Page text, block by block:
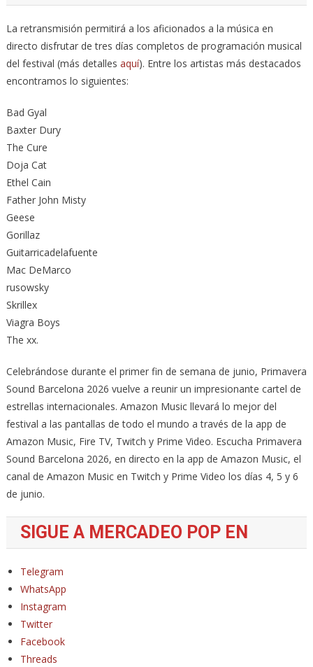
La retransmisión permitirá a los aficionados a la música en
directo disfrutar de tres días completos de programación musical
del festival (más detalles aquí). Entre los artistas más destacados
encontramos lo siguientes:
Bad Gyal
Baxter Dury
The Cure
Doja Cat
Ethel Cain
Father John Misty
Geese
Gorillaz
Guitarricadelafuente
Mac DeMarco
rusowsky
Skrillex
Viagra Boys
The xx.
Celebrándose durante el primer fin de semana de junio, Primavera
Sound Barcelona 2026 vuelve a reunir un impresionante cartel de
estrellas internacionales. Amazon Music llevará lo mejor del
festival a las pantallas de todo el mundo a través de la app de
Amazon Music, Fire TV, Twitch y Prime Video. Escucha Primavera
Sound Barcelona 2026, en directo en la app de Amazon Music, el
canal de Amazon Music en Twitch y Prime Video los días 4, 5 y 6
de junio.
SIGUE A MERCADEO POP EN
Telegram
WhatsApp
Instagram
Twitter
Facebook
Threads